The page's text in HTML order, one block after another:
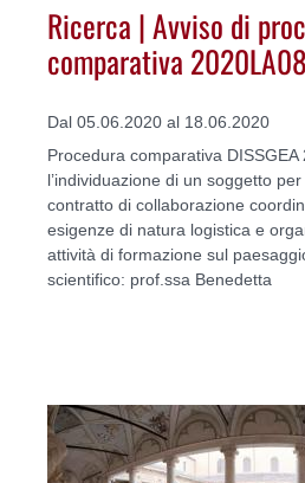
Ricerca | Avviso di
comparativa 2020LA08
Dal 05.06.2020 al 18.06.2020
Procedura comparativa DISSGEA
l’individuazione di un soggetto
contratto di collaborazione
esigenze di natura logistica e
attività di formazione sul
scientifico: prof.ssa Benedetta